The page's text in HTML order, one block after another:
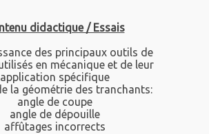
didactique / Essais
des principaux outils de
en mécanique et de leur
application spécifique
la géométrie des tranchants:
angle de coupe
angle de dépouille
affûtages incorrects